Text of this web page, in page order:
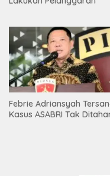
Febrie Adriansyah
Kasus ASABRI Tak